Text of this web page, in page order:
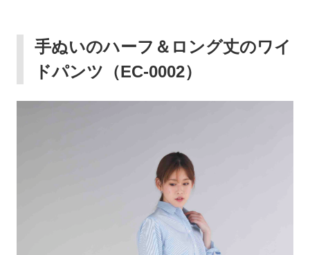
手ぬいのハーフ＆ロング丈のワイ
ドパンツ（EC-0002）